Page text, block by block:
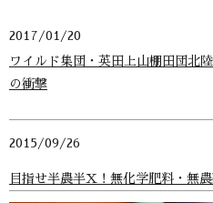
2017/01/20
ワイルド集団・英田上山棚田団北
の衝撃
2015/09/26
目指せ半農半X！無化学肥料・無